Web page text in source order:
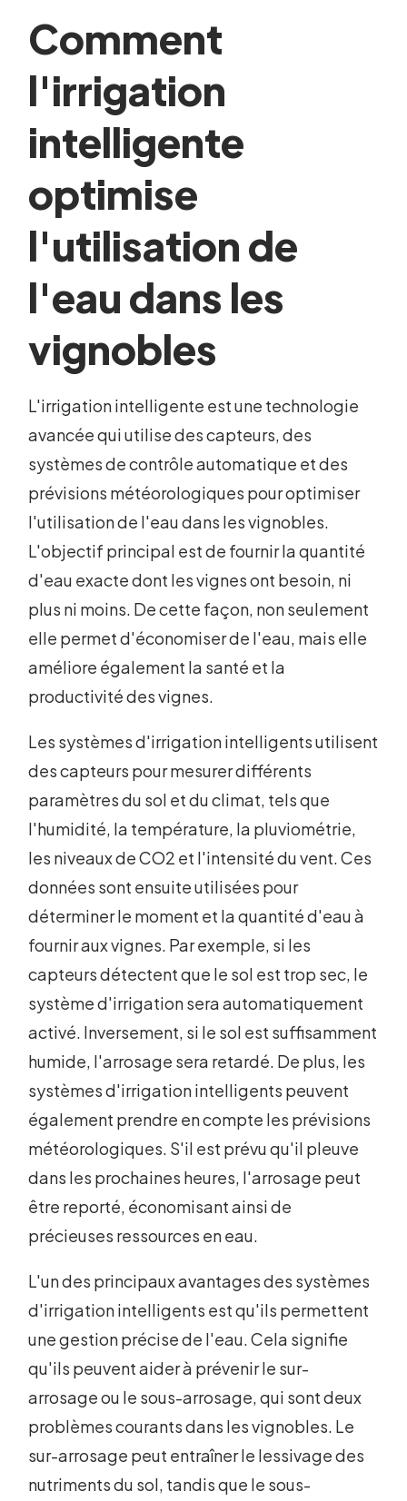
Comment
l'irrigation
intelligente
optimise
l'utilisation de
l'eau dans les
vignobles
L'irrigation intelligente est une technologie
avancée qui utilise des capteurs, des
systèmes de contrôle automatique et des
prévisions météorologiques pour optimiser
l'utilisation de l'eau dans les vignobles.
L'objectif principal est de fournir la quantité
d'eau exacte dont les vignes ont besoin, ni
plus ni moins. De cette façon, non seulement
elle permet d'économiser de l'eau, mais elle
améliore également la santé et la
productivité des vignes.
Les systèmes d'irrigation intelligents utilisent
des capteurs pour mesurer différents
paramètres du sol et du climat, tels que
l'humidité, la température, la pluviométrie,
les niveaux de CO2 et l'intensité du vent. Ces
données sont ensuite utilisées pour
déterminer le moment et la quantité d'eau à
fournir aux vignes. Par exemple, si les
capteurs détectent que le sol est trop sec, le
système d'irrigation sera automatiquement
activé. Inversement, si le sol est suffisamment
humide, l'arrosage sera retardé. De plus, les
systèmes d'irrigation intelligents peuvent
également prendre en compte les prévisions
météorologiques. S'il est prévu qu'il pleuve
dans les prochaines heures, l'arrosage peut
être reporté, économisant ainsi de
précieuses ressources en eau.
L'un des principaux avantages des systèmes
d'irrigation intelligents est qu'ils permettent
une gestion précise de l'eau. Cela signifie
qu'ils peuvent aider à prévenir le sur-
arrosage ou le sous-arrosage, qui sont deux
problèmes courants dans les vignobles. Le
sur-arrosage peut entraîner le lessivage des
nutriments du sol, tandis que le sous-